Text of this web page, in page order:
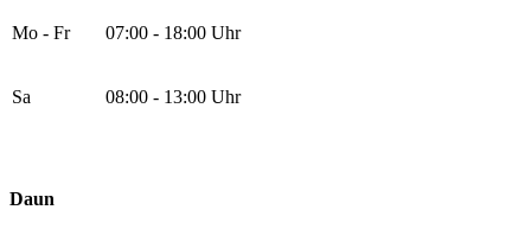
Mo - Fr 07:00 - 18:00 Uhr
Sa 08:00 - 13:00 Uhr
Daun